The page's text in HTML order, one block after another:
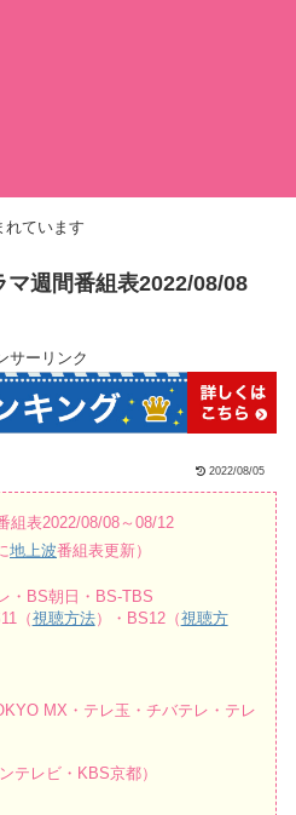
ています
マ週間番組表2022/08/08
サーリンク
2022/08/05
組表2022/08/08～08/12
地上波番組表更新）
・BS朝日・BS-TBS
（視聴方法）・BS12（視聴方
MX・テレ玉・チバテレ・テレ
テレビ・KBS京都）